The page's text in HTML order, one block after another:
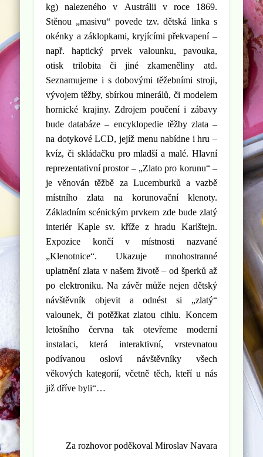
kg) nalezeného v Austrálii v roce 1869.
Stěnou „masivu“ povede tzv. dětská linka s
okénky a záklopkami, kryjícími překvapení –
např. haptický prvek valounku, pavouka,
otisk trilobita či jiné zkameněliny atd.
Seznamujeme i s dobovými těžebními stroji,
vývojem těžby, sbírkou minerálů, či modelem
hornické krajiny. Zdrojem poučení i zábavy
bude databáze – encyklopedie těžby zlata –
na dotykové LCD, jejíž menu nabídne i hru –
kvíz, či skládačku pro mladší a malé. Hlavní
reprezentativní prostor – „Zlato pro korunu“ –
je věnován těžbě za Lucemburků a vazbě
místního zlata na korunovační klenoty.
Základním scénickým prvkem zde bude zlatý
interiér Kaple sv. kříže z hradu Karlštejn.
Expozice končí v místnosti nazvané
„Klenotnice“. Ukazuje mnohostranné
uplatnění zlata v našem životě – od šperků až
po elektroniku. Na závěr může nejen dětský
návštěvník objevit a odnést si „zlatý“
valounek, či potěžkat zlatou cihlu. Koncem
letošního června tak otevřeme moderní
instalaci, která interaktivní, vrstevnatou
podívanou osloví návštěvníky všech
věkových kategorií, včetně těch, kteří u nás
již dříve byli“…
Za rozhovor poděkoval Miroslav Navara